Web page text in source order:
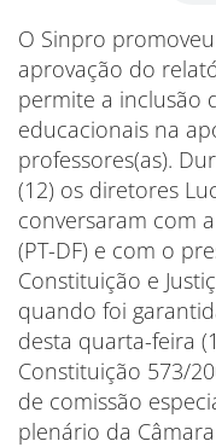
O Sinpro
aprovação do
permite a inclusão
educacionais na
professores(as).
(12) os diretores
conversaram com
(PT-DF) e com o
Constituição e
quando foi
desta quarta-feira
Constituição 573/
de comissão
plenário da